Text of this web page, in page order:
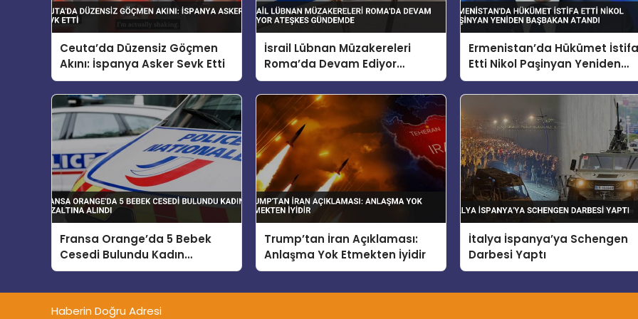
Ceuta’da Düzensiz Göçmen
Akını: İspanya Asker Sevk Etti
İsrail Lübnan Müzakereleri
Roma’da Devam Ediyor
Ateşkes Gündemde
Ermenistan’da Hükümet
Etti Nikol Paşinyan Yeniden
Başbakan Atandı
Fransa Orange’da 5 Bebek
Cesedi Bulundu Kadın
Gözaltına Alındı
Trump’tan İran Açıklaması:
Anlaşma Yok Etmekten İyidir
İtalya İspanya’ya Schengen
Darbesi Yaptı
Haberin Doğru Adresi